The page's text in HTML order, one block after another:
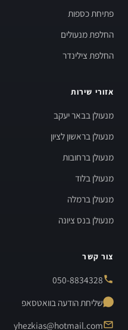
פתיחת כספות
החלפת מנעולים
החלפת צילינדר
אזורי שירות
מנעולן בבאר יעקב
מנעולן בראשון לציון
מנעולן ברחובות
מנעולן בלוד
מנעולן ברמלה
מנעולן בנס ציונה
צור קשר
050-8834328
שליחת הודעה בוואטסאפ
yhezkias@hotmail.com